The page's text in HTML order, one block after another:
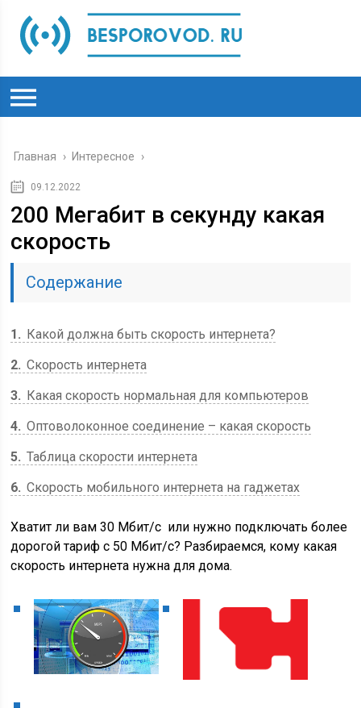
Главная › Интересное ›
09.12.2022
200 Мегабит в секунду какая
скорость
Содержание
1
Какой должна быть скорость интернета?
2 Скорость интернета
3
Какая скорость нормальная для компьютеров
4 Оптоволоконное соединение – какая скорость
5 Таблица скорости интернета
6 Скорость мобильного интернета на гаджетах
Хватит ли вам 30 Мбит/с или нужно подключать более
дорогой тариф с 50 Мбит/с? Разбираемся, кому какая
скорость интернета нужна для дома.